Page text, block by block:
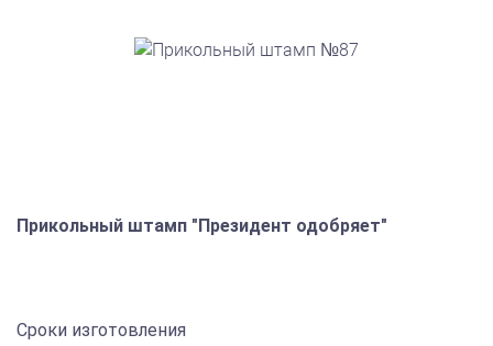
Прикольный штамп "Президент одобряет"
Сроки изготовления